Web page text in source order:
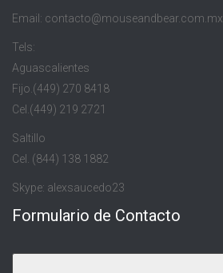
Email: contacto@mouseandbear.com.mx
Tels:
Aguascalientes
Fijo.(449) 270 8418
Cel.(449) 219 2721
Saltillo
Cel. (844) 138 1882
Skype: alexsaucedo23
Formulario de Contacto